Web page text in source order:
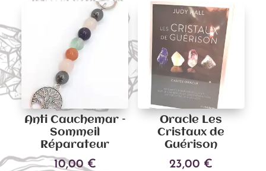
Anti Cauchemar –
Sommeil
Réparateur
10,00 €
Oracle Les
Cristaux de
Guérison
23,00 €